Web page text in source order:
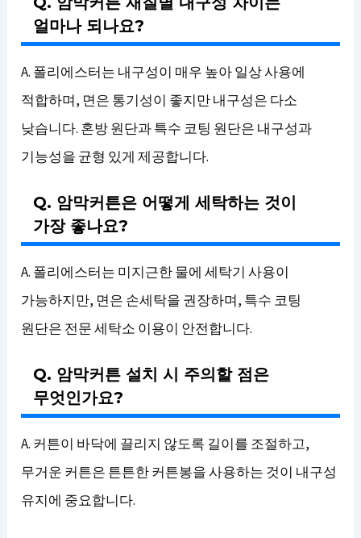
얼마나 되나요?
A. 폴리에스터는 내구성이 매우 높아 일상 사용에
적합하며, 면은 통기성이 좋지만 내구성은 다소
낮습니다. 혼방 원단과 특수 코팅 원단은 내구성과
기능성을 균형 있게 제공합니다.
Q. 암막커튼은 어떻게 세탁하는 것이
가장 좋나요?
A. 폴리에스터는 미지근한 물에 세탁기 사용이
가능하지만, 면은 손세탁을 권장하며, 특수 코팅
원단은 전문 세탁소 이용이 안전합니다.
Q. 암막커튼 설치 시 주의할 점은
무엇인가요?
A. 커튼이 바닥에 끌리지 않도록 길이를 조절하고,
무거운 커튼은 튼튼한 커튼봉을 사용하는 것이 내구성
유지에 중요합니다.